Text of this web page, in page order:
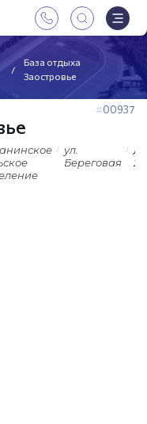
База отдыха
Заостровье
00937
ул.
Береговая
20